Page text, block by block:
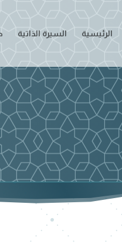
الرئيسية السيرة الذاتية